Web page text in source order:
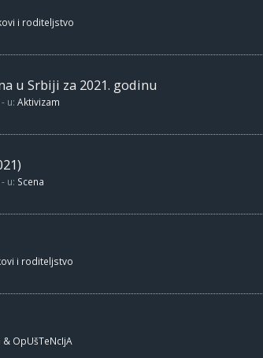
i roditeljstvo
u Srbiji za 2021. godinu
- u: Aktivizam
- u: Scena
i roditeljstvo
& OpUšTeNcIjA